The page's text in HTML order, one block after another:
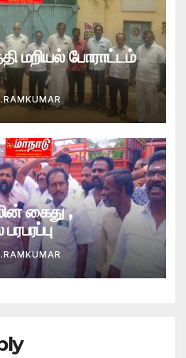
மறியல் போராட்டம்
கைது ,